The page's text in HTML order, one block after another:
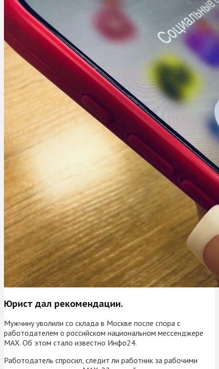
Юрист дал рекомендации.
Мужчину уволили со склада в Москве после спора с
работодателем о российском национальном мессенджере
MAX. Об этом стало известно Инфо24.
Работодатель спросил, следит ли работник за рабочими